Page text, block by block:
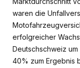
waren die
erfolgreicher
Deutschschweiz
40% zum Ergebnis